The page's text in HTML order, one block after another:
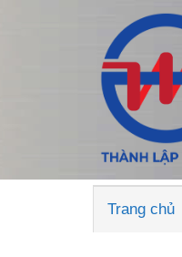
Trang chủ